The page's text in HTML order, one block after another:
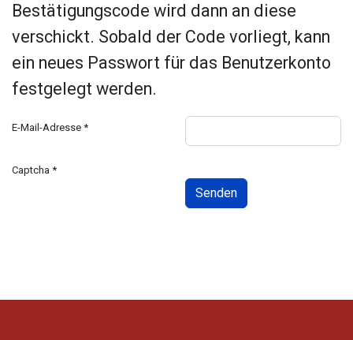
Bestätigungscode wird dann an diese
verschickt. Sobald der Code vorliegt, kann
ein neues Passwort für das Benutzerkonto
festgelegt werden.
E-Mail-Adresse *
Captcha *
Senden